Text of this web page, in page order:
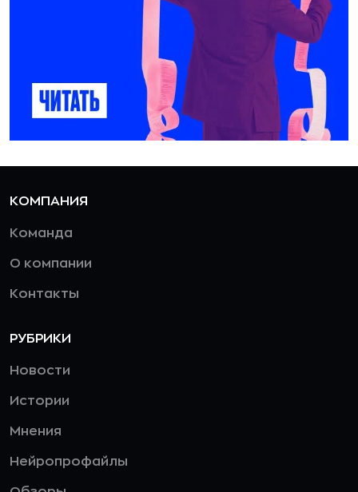
КОМПАНИЯ
Команда
О компании
Контакты
РУБРИКИ
Новости
Истории
Мнения
Нейропрофайлы